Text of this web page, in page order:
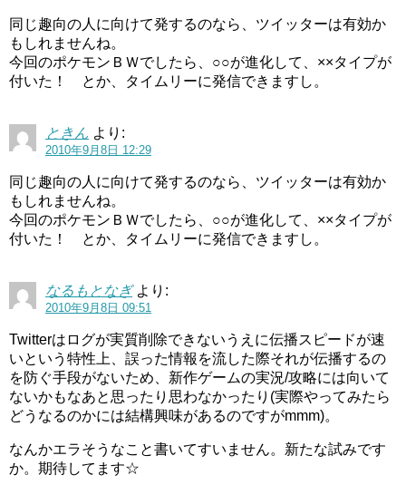
同じ趣向の人に向けて発するのなら、ツイッターは有効か
もしれませんね。
今回のポケモンＢＷでしたら、○○が進化して、××タイプが
付いた！ とか、タイムリーに発信できますし。
ときん より:
2010年9月8日 12:29
同じ趣向の人に向けて発するのなら、ツイッターは有効か
もしれませんね。
今回のポケモンＢＷでしたら、○○が進化して、××タイプが
付いた！ とか、タイムリーに発信できますし。
なるもとなぎ より:
2010年9月8日 09:51
Twitterはログが実質削除できないうえに伝播スピードが速
いという特性上、誤った情報を流した際それが伝播するの
を防ぐ手段がないため、新作ゲームの実況/攻略には向いて
ないかもなあと思ったり思わなかったり(実際やってみたら
どうなるのかには結構興味があるのですがmmm)。
なんかエラそうなこと書いてすいません。新たな試みです
か。期待してます☆